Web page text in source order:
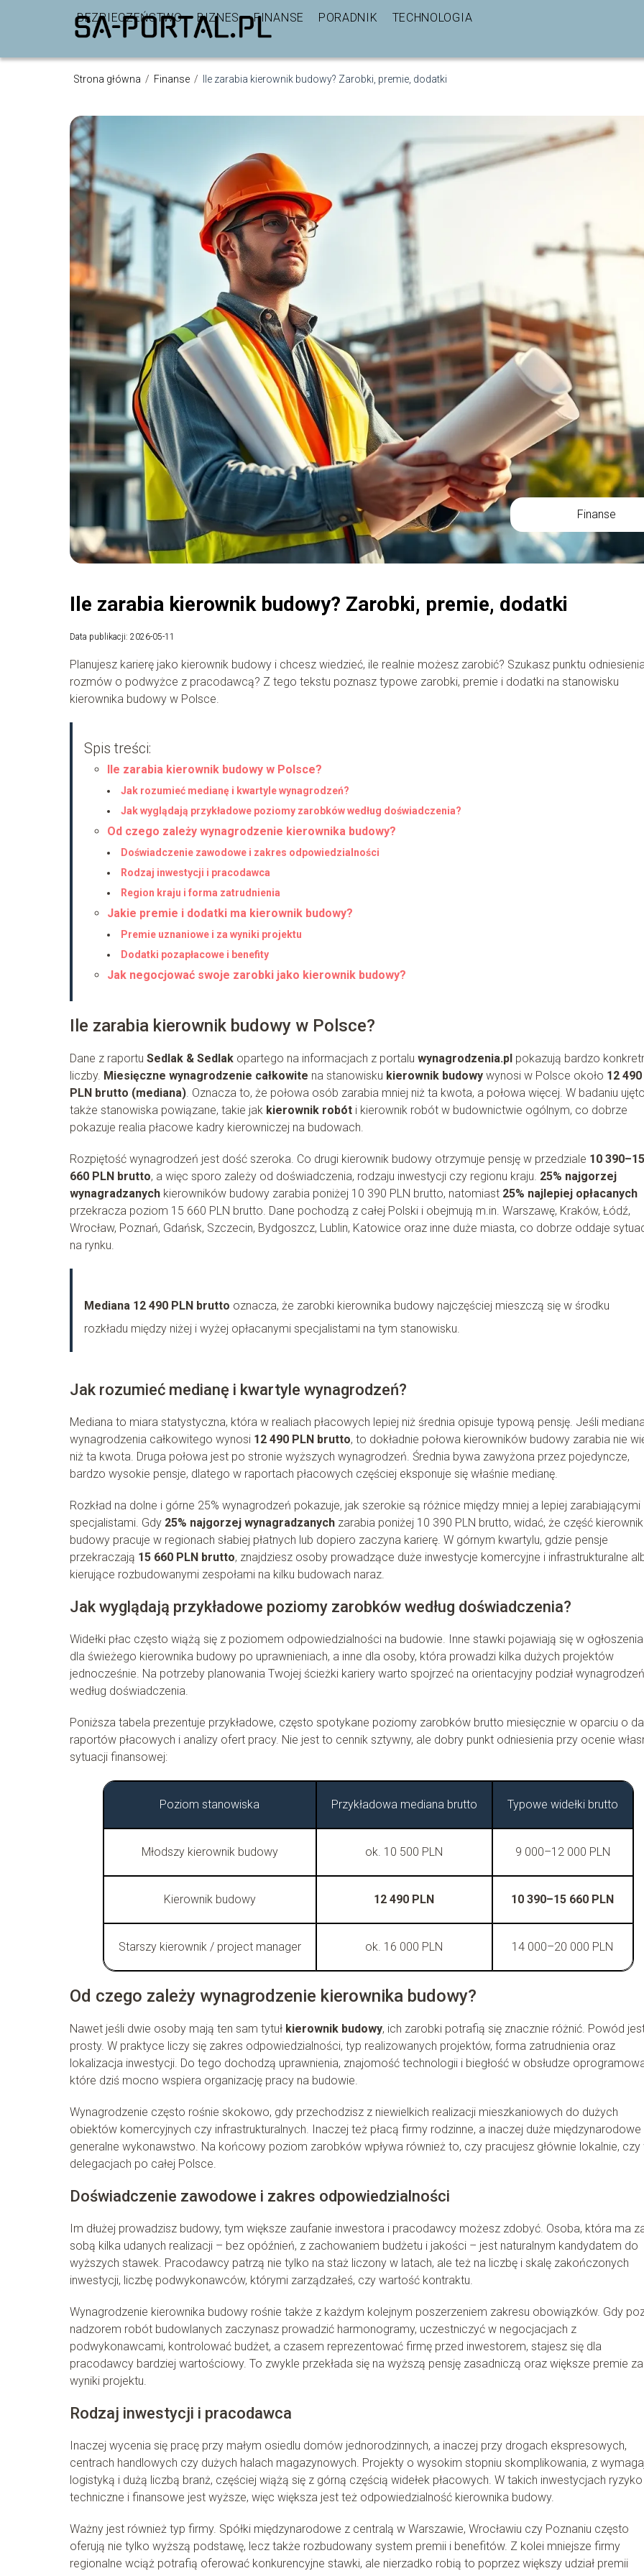
BEZPIECZEŃSTWO BIZNES FINANSE PORADNIK TECHNOLOGIA
Strona główna / Finanse / Ile zarabia kierownik budowy? Zarobki, premie, dodatki
Finanse
Ile zarabia kierownik budowy? Zarobki, premie, dodatki
Data publikacji: 2026-05-11
Planujesz karierę jako kierownik budowy i chcesz wiedzieć, ile realnie możesz zarobić? Szukasz punktu
rozmów o podwyżce z pracodawcą? Z tego tekstu poznasz typowe zarobki, premie i dodatki na stanowisku
kierownika budowy w Polsce.
Spis treści:
Ile zarabia kierownik budowy w Polsce?
Jak rozumieć medianę i kwartyle wynagrodzeń?
Jak wyglądają przykładowe poziomy zarobków według doświadczenia?
Od czego zależy wynagrodzenie kierownika budowy?
Doświadczenie zawodowe i zakres odpowiedzialności
Rodzaj inwestycji i pracodawca
Region kraju i forma zatrudnienia
Jakie premie i dodatki ma kierownik budowy?
Premie uznaniowe i za wyniki projektu
Dodatki pozapłacowe i benefity
Jak negocjować swoje zarobki jako kierownik budowy?
Ile zarabia kierownik budowy w Polsce?
Dane z raportu Sedlak & Sedlak opartego na informacjach z portalu wynagrodzenia.pl pokazują bardzo
liczby. Miesięczne wynagrodzenie całkowite na stanowisku kierownik budowy wynosi w Polsce około 12 490
PLN brutto (mediana). Oznacza to, że połowa osób zarabia mniej niż ta kwota, a połowa więcej. W badaniu
także stanowiska powiązane, takie jak kierownik robót i kierownik robót w budownictwie ogólnym, co dobrze
pokazuje realia płacowe kadry kierowniczej na budowach.
Rozpiętość wynagrodzeń jest dość szeroka. Co drugi kierownik budowy otrzymuje pensję w przedziale 10 390–15
660 PLN brutto, a więc sporo zależy od doświadczenia, rodzaju inwestycji czy regionu kraju. 25% najgorzej
wynagradzanych kierowników budowy zarabia poniżej 10 390 PLN brutto, natomiast 25% najlepiej opłacanych
przekracza poziom 15 660 PLN brutto. Dane pochodzą z całej Polski i obejmują m.in. Warszawę, Kraków, Łódź,
Wrocław, Poznań, Gdańsk, Szczecin, Bydgoszcz, Lublin, Katowice oraz inne duże miasta, co dobrze oddaje
na rynku.
Mediana 12 490 PLN brutto oznacza, że zarobki kierownika budowy najczęściej mieszczą się w środku
rozkładu między niżej i wyżej opłacanymi specjalistami na tym stanowisku.
Jak rozumieć medianę i kwartyle wynagrodzeń?
Mediana to miara statystyczna, która w realiach płacowych lepiej niż średnia opisuje typową pensję. Jeśli
wynagrodzenia całkowitego wynosi 12 490 PLN brutto, to dokładnie połowa kierowników budowy zarabia nie
niż ta kwota. Druga połowa jest po stronie wyższych wynagrodzeń. Średnia bywa zawyżona przez pojedyncze,
bardzo wysokie pensje, dlatego w raportach płacowych częściej eksponuje się właśnie medianę.
Rozkład na dolne i górne 25% wynagrodzeń pokazuje, jak szerokie są różnice między mniej a lepiej zarabiającymi
specjalistami. Gdy 25% najgorzej wynagradzanych zarabia poniżej 10 390 PLN brutto, widać, że część
budowy pracuje w regionach słabiej płatnych lub dopiero zaczyna karierę. W górnym kwartylu, gdzie pensje
przekraczają 15 660 PLN brutto, znajdziesz osoby prowadzące duże inwestycje komercyjne i infrastrukturalne
kierujące rozbudowanymi zespołami na kilku budowach naraz.
Jak wyglądają przykładowe poziomy zarobków według doświadczenia?
Widełki płac często wiążą się z poziomem odpowiedzialności na budowie. Inne stawki pojawiają się w
dla świeżego kierownika budowy po uprawnieniach, a inne dla osoby, która prowadzi kilka dużych projektów
jednocześnie. Na potrzeby planowania Twojej ścieżki kariery warto spojrzeć na orientacyjny podział wynagrodzeń
według doświadczenia.
Poniższa tabela prezentuje przykładowe, często spotykane poziomy zarobków brutto miesięcznie w oparciu o
raportów płacowych i analizy ofert pracy. Nie jest to cennik sztywny, ale dobry punkt odniesienia przy ocenie
sytuacji finansowej:
Poziom stanowiska Przykładowa mediana brutto Typowe widełki brutto
Młodszy kierownik budowy ok. 10 500 PLN 9 000–12 000 PLN
Kierownik budowy 12 490 PLN 10 390–15 660 PLN
Starszy kierownik / project manager ok. 16 000 PLN 14 000–20 000 PLN
Od czego zależy wynagrodzenie kierownika budowy?
Nawet jeśli dwie osoby mają ten sam tytuł kierownik budowy, ich zarobki potrafią się znacznie różnić. Powód
prosty. W praktyce liczy się zakres odpowiedzialności, typ realizowanych projektów, forma zatrudnienia oraz
lokalizacja inwestycji. Do tego dochodzą uprawnienia, znajomość technologii i biegłość w obsłudze
które dziś mocno wspiera organizację pracy na budowie.
Wynagrodzenie często rośnie skokowo, gdy przechodzisz z niewielkich realizacji mieszkaniowych do dużych
obiektów komercyjnych czy infrastrukturalnych. Inaczej też płacą firmy rodzinne, a inaczej duże międzynarodowe
generalne wykonawstwo. Na końcowy poziom zarobków wpływa również to, czy pracujesz głównie lokalnie, czy
delegacjach po całej Polsce.
Doświadczenie zawodowe i zakres odpowiedzialności
Im dłużej prowadzisz budowy, tym większe zaufanie inwestora i pracodawcy możesz zdobyć. Osoba, która ma
sobą kilka udanych realizacji – bez opóźnień, z zachowaniem budżetu i jakości – jest naturalnym kandydatem do
wyższych stawek. Pracodawcy patrzą nie tylko na staż liczony w latach, ale też na liczbę i skalę zakończonych
inwestycji, liczbę podwykonawców, którymi zarządzałeś, czy wartość kontraktu.
Wynagrodzenie kierownika budowy rośnie także z każdym kolejnym poszerzeniem zakresu obowiązków. Gdy
nadzorem robót budowlanych zaczynasz prowadzić harmonogramy, uczestniczyć w negocjacjach z
podwykonawcami, kontrolować budżet, a czasem reprezentować firmę przed inwestorem, stajesz się dla
pracodawcy bardziej wartościowy. To zwykle przekłada się na wyższą pensję zasadniczą oraz większe premie za
wyniki projektu.
Rodzaj inwestycji i pracodawca
Inaczej wycenia się pracę przy małym osiedlu domów jednorodzinnych, a inaczej przy drogach ekspresowych,
centrach handlowych czy dużych halach magazynowych. Projekty o wysokim stopniu skomplikowania, z
logistyką i dużą liczbą branż, częściej wiążą się z górną częścią widełek płacowych. W takich inwestycjach ryzyko
techniczne i finansowe jest wyższe, więc większa jest też odpowiedzialność kierownika budowy.
Ważny jest również typ firmy. Spółki międzynarodowe z centralą w Warszawie, Wrocławiu czy Poznaniu często
oferują nie tylko wyższą podstawę, lecz także rozbudowany system premii i benefitów. Z kolei mniejsze firmy
regionalne wciąż potrafią oferować konkurencyjne stawki, ale nierzadko robią to poprzez większy udział premii